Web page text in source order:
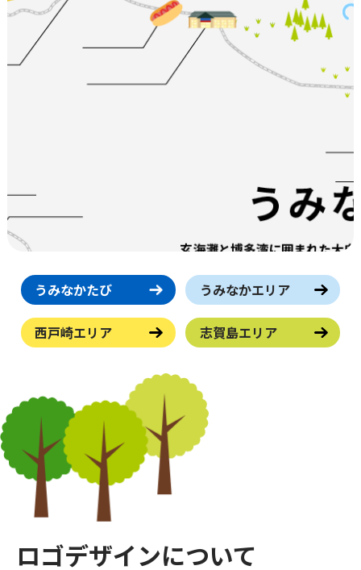
うみなかたび うみなかエリア
西戸崎エリア 志賀島エリア
ロゴデザインについて